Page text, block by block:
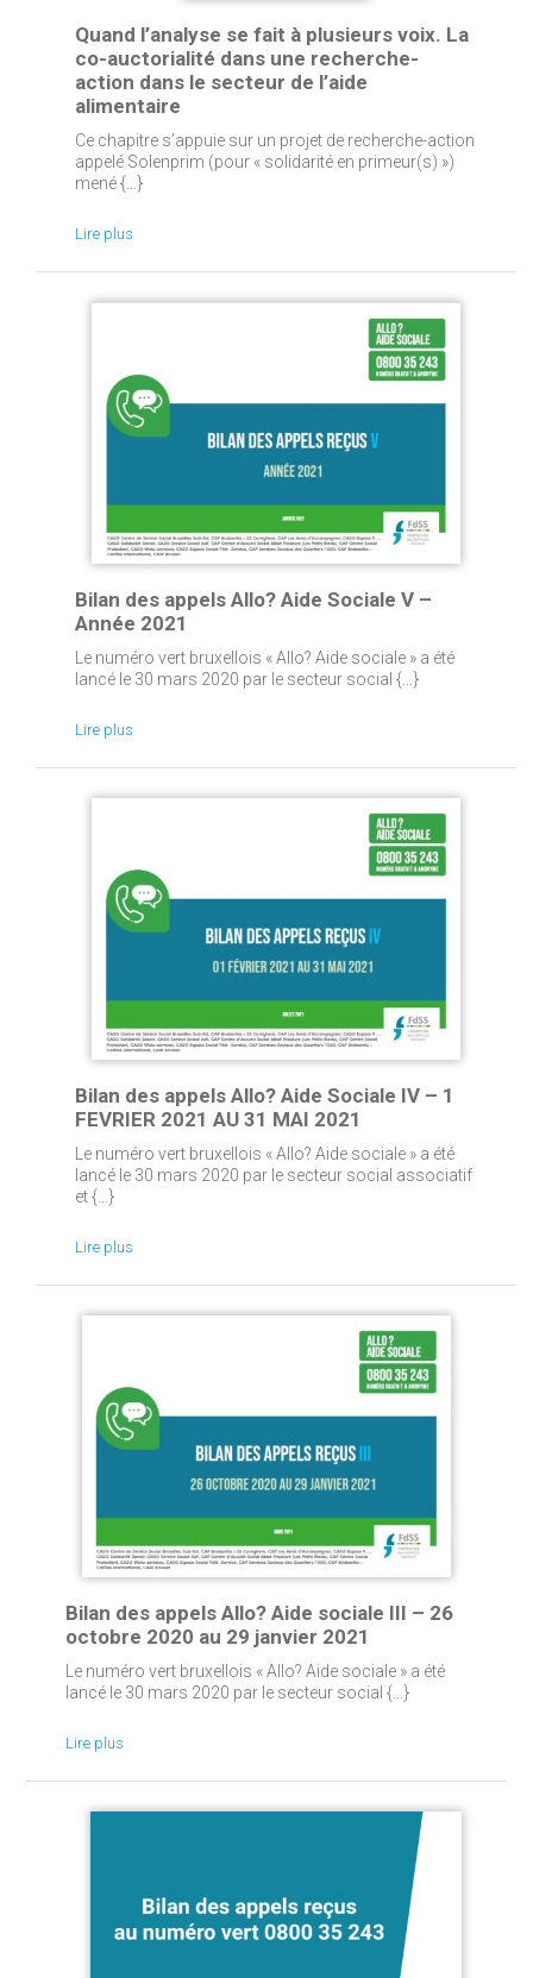
Quand l’analyse se fait à plusieurs voix. La
co-auctorialité dans une recherche-
action dans le secteur de l’aide
alimentaire
Ce chapitre s’appuie sur un projet de recherche-action
appelé Solenprim (pour « solidarité en primeur(s) »)
mené {...}
Lire plus
Bilan des appels Allo? Aide Sociale V –
Année 2021
Le numéro vert bruxellois « Allo? Aide sociale » a été
lancé le 30 mars 2020 par le secteur social {...}
Lire plus
Bilan des appels Allo? Aide Sociale IV – 1
FEVRIER 2021 AU 31 MAI 2021
Le numéro vert bruxellois « Allo? Aide sociale » a été
lancé le 30 mars 2020 par le secteur social associatif
et {...}
Lire plus
Bilan des appels Allo? Aide sociale III – 26
octobre 2020 au 29 janvier 2021
Le numéro vert bruxellois « Allo? Aide sociale » a été
lancé le 30 mars 2020 par le secteur social {...}
Lire plus